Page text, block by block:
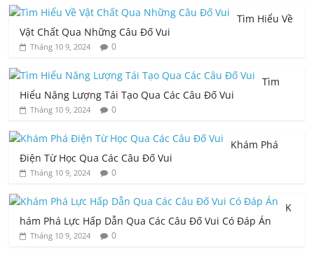
Tìm Hiểu Về
Vật Chất Qua Những Câu Đố Vui
Tháng 10 9, 2024 0
Tìm
Hiểu Năng Lượng Tái Tạo Qua Các Câu Đố Vui
Tháng 10 9, 2024 0
Khám Phá
Điện Từ Học Qua Các Câu Đố Vui
Tháng 10 9, 2024 0
K
hám Phá Lực Hấp Dẫn Qua Các Câu Đố Vui Có Đáp Án
Tháng 10 9, 2024 0